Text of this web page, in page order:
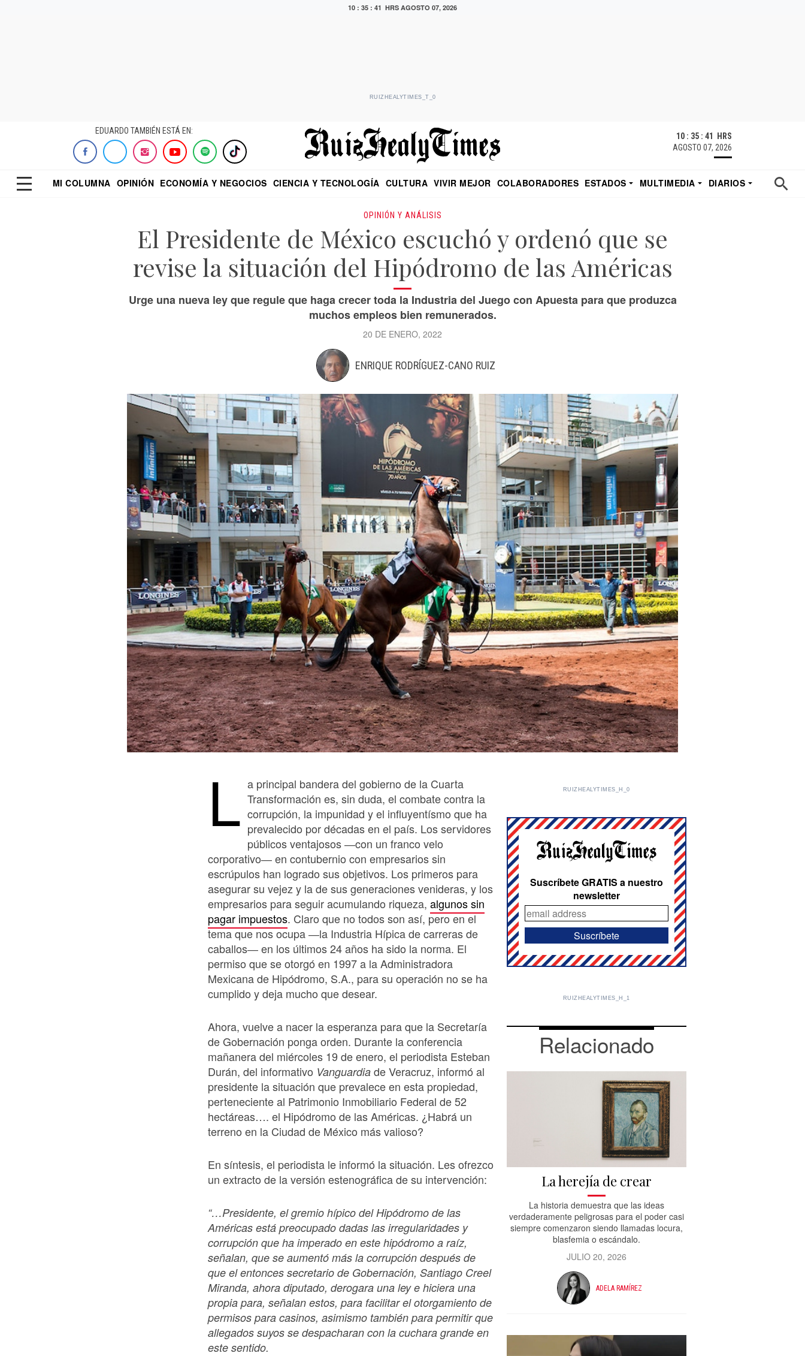
10 : 35 : 42 HRS AGOSTO 07, 2026
RUIZHEALYTIMES_T_0
EDUARDO TAMBIÉN ESTÁ EN:
10 : 35 : 42 HRS
AGOSTO 07, 2026
MI COLUMNA OPINIÓN ECONOMÍA Y NEGOCIOS CIENCIA Y TECNOLOGÍA CULTURA VIVIR MEJOR COLABORADORES ESTADOS MULTIMEDIA
DIARIOS
OPINIÓN Y ANÁLISIS
El Presidente de México escuchó y ordenó que se
revise la situación del Hipódromo de las Américas
Urge una nueva ley que regule que haga crecer toda la Industria del Juego con Apuesta para que produzca
muchos empleos bien remunerados.
20 DE ENERO, 2022
ENRIQUE RODRÍGUEZ-CANO RUIZ
L a principal bandera del gobierno de la Cuarta
Transformación es, sin duda, el combate contra la
corrupción, la impunidad y el influyentísmo que ha
prevalecido por décadas en el país. Los servidores
públicos ventajosos ―con un franco velo
corporativo― en contubernio con empresarios sin
escrúpulos han logrado sus objetivos. Los primeros para
asegurar su vejez y la de sus generaciones venideras, y los
empresarios para seguir acumulando riqueza, algunos sin
pagar impuestos. Claro que no todos son así, pero en el
tema que nos ocupa ―la Industria Hípica de carreras de
caballos― en los últimos 24 años ha sido la norma. El
permiso que se otorgó en 1997 a la Administradora
Mexicana de Hipódromo, S.A., para su operación no se ha
cumplido y deja mucho que desear.
Ahora, vuelve a nacer la esperanza para que la Secretaría
de Gobernación ponga orden. Durante la conferencia
mañanera del miércoles 19 de enero, el periodista Esteban
Durán, del informativo Vanguardia de Veracruz, informó al
presidente la situación que prevalece en esta propiedad,
perteneciente al Patrimonio Inmobiliario Federal de 52
hectáreas…. el Hipódromo de las Américas. ¿Habrá un
terreno en la Ciudad de México más valioso?
En síntesis, el periodista le informó la situación. Les ofrezco
un extracto de la versión estenográfica de su intervención:
“…Presidente, el gremio hípico del Hipódromo de las
Américas está preocupado dadas las irregularidades y
corrupción que ha imperado en este hipódromo a raíz,
señalan, que se aumentó más la corrupción después de
que el entonces secretario de Gobernación, Santiago Creel
Miranda, ahora diputado, derogara una ley e hiciera una
propia para, señalan estos, para facilitar el otorgamiento de
permisos para casinos, asimismo también para permitir que
allegados suyos se despacharan con la cuchara grande en
este sentido.
RUIZHEALYTIMES_H_0
Suscríbete GRATIS a nuestro
newsletter
RUIZHEALYTIMES_H_1
Relacionado
La herejía de crear
La historia demuestra que las ideas
verdaderamente peligrosas para el poder casi
siempre comenzaron siendo llamadas locura,
blasfemia o escándalo.
JULIO 20, 2026
ADELA RAMÍREZ